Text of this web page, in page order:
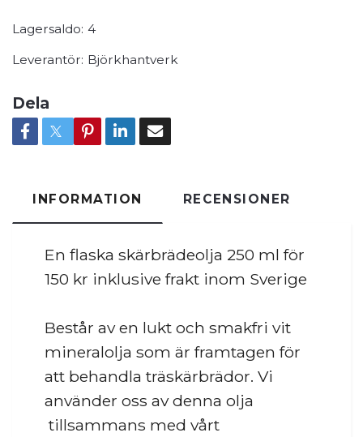
Lagersaldo: 4
Leverantör: Björkhantverk
Dela
INFORMATION RECENSIONER
En flaska skärbrädeolja 250 ml för
150 kr inklusive frakt inom Sverige
Består av en lukt och smakfri vit
mineralolja som är framtagen för
att behandla träskärbrädor. Vi
använder oss av denna olja
tillsammans med vårt